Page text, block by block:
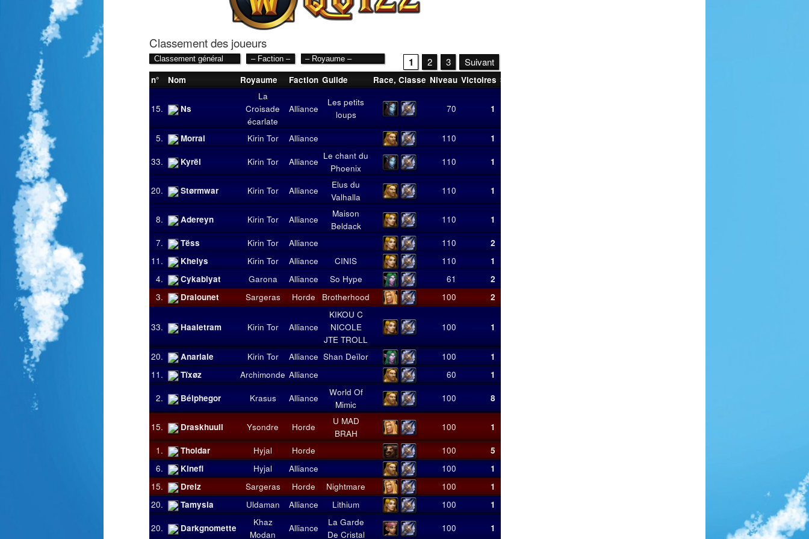
Classement des joueurs
1 2 3 Suivant
n° Nom Royaume Faction Guilde Race, Classe Niveau Victoires Score
15. Ns
La
Croisade
écarlate
Alliance
Les petits
loups
70 1
5. Morrai Kirin Tor Alliance 110 1
33. Kyrël Kirin Tor Alliance
Le chant du
Phoenix
110 1
20. Størmwar Kirin Tor Alliance
Elus du
Valhalla
110 1
8. Adereyn Kirin Tor Alliance
Maison
Beldack
110 1
7. Tëss Kirin Tor Alliance 110 2
11.
Khelys Kirin Tor Alliance CINIS 110 1
4.
Cykablyat Garona Alliance So Hype 61 2
3.
Dralounet Sargeras Horde Brotherhood 100 2
33. Haaletram Kirin Tor Alliance
KIKOU C
NICOLE
JTE TROLL
100 1
20. Anariale Kirin Tor Alliance Shan Deïlor 100 1
11.
Tïxøz Archimonde Alliance 60 1
2. Bélphegor Krasus Alliance
World Of
Mimic
100 8
15. Draskhuull Ysondre Horde
U MAD
BRAH
100 1
1. Tholdar Hyjal Horde 100 5
6.
Kinefi Hyjal Alliance 100 1
15.
Dreiz Sargeras Horde Nightmare 100 1
20.
Tamysia Uldaman Alliance Lithium 100 1
20. Darkgnomette
Khaz
Modan
Alliance
La Garde
De Cristal
100 1